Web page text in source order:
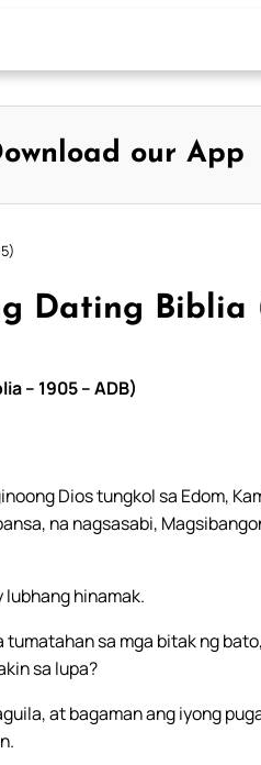
our App
Dating Biblia
– 1905 – ADB)
Dios tungkol sa Edom,
na nagsasabi,
hinamak.
sa mga bitak ng
sa lupa?
at bagaman ang iyong